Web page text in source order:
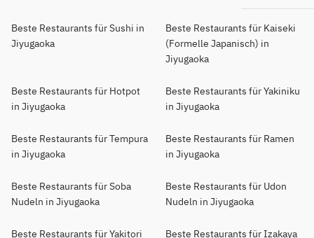
Beste Restaurants für Sushi in
Jiyugaoka
Beste Restaurants für Kaiseki
(Formelle Japanisch) in
Jiyugaoka
Beste Restaurants für Hotpot
in Jiyugaoka
Beste Restaurants für Yakiniku
in Jiyugaoka
Beste Restaurants für Tempura
in Jiyugaoka
Beste Restaurants für Ramen
in Jiyugaoka
Beste Restaurants für Soba
Nudeln in Jiyugaoka
Beste Restaurants für Udon
Nudeln in Jiyugaoka
Beste Restaurants für Yakitori Beste Restaurants für Izakaya